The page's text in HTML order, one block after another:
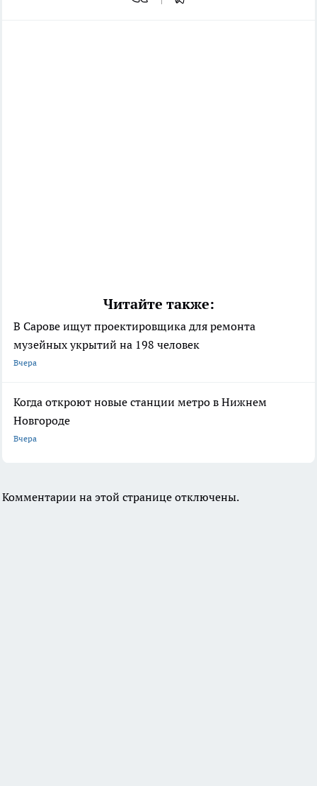
Читайте также:
В Сарове ищут проектировщика для ремонта
музейных укрытий на 198 человек
Вчера
Когда откроют новые станции метро в Нижнем
Новгороде
Вчера
Комментарии на этой странице отключены.